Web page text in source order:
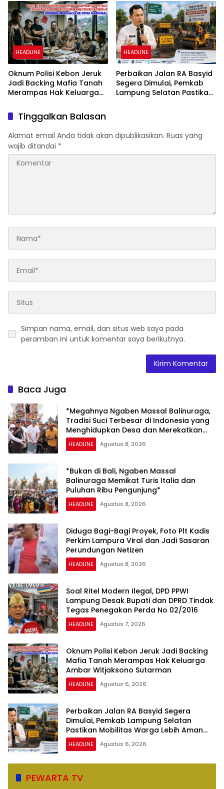
Netizen
No 02/2016
HEADLINE
Oknum Polisi Kebon Jeruk
Jadi Backing Mafia Tanah
Merampas Hak Keluarga
Sutarman
HEADLINE
Perbaikan Jalan RA Basyid
Segera Dimulai, Pemkab
Lampung Selatan Pastikan
Tinggalkan Balasan
Alamat email Anda tidak akan dipublikasikan. Ruas yang
wajib ditandai *
Simpan nama, email, dan situs web saya pada
peramban ini untuk komentar saya berikutnya.
Baca Juga
*Megahnya Ngaben Massal Balinuraga,
Tradisi Suci Terbesar di Indonesia yang
Menghidupkan Desa dan Merekatkan
Ikatan Keluarga*
HEADLINE Agustus 8, 2026
*Bukan di Bali, Ngaben Massal
Balinuraga Memikat Turis Italia dan
Puluhan Ribu Pengunjung*
HEADLINE Agustus 8, 2026
Diduga Bagi-Bagi Proyek, Foto Plt Kadis
Perkim Lampura Viral dan Jadi Sasaran
Perundungan Netizen
HEADLINE Agustus 8, 2026
Soal Ritel Modern Ilegal, DPD PPWI
Lampung Desak Bupati dan DPRD Tindak
Tegas Penegakan Perda No 02/2016
HEADLINE Agustus 7, 2026
Oknum Polisi Kebon Jeruk Jadi Backing
Mafia Tanah Merampas Hak Keluarga
Ambar Witjaksono Sutarman
HEADLINE Agustus 6, 2026
Perbaikan Jalan RA Basyid Segera
Dimulai, Pemkab Lampung Selatan
Pastikan Mobilitas Warga Lebih Aman
dan Nyaman
HEADLINE Agustus 6, 2026
PEWARTA TV